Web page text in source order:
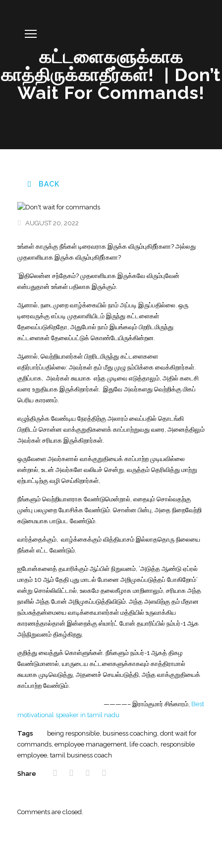
கட்டளைகளுக்காக
காத்திருக்காதீர்கள்! | Don’t
Wait For Commands!
BACK
AUGUST 20, 2022
உங்கள் காருக்கு நீங்கள் டிரைவராக இருக்க விரும்புகிறீர்களா? அல்லது
முதலாளியாக இருக்க விரும்புகிறீர்களா?
‘இதிலென்ன சந்தேகம்? முதலாளியாக இருக்கவே விரும்புவேன்
என்பதுதான் உங்கள் பதிலாக இருக்கும்
ஆனால் நடைமுறை வாழ்க்கையில் நாம் அப்படி இருப்பதில்லை ஒரு
டிரைவருக்கு எப்படி முதலாளியிடம் இருந்து கட்டளைகள்
தேவைப்படுகிறதோ அதுபோல் நாம் இயங்கவும் பிறரிடமிருந்து
கட்டளைகள் தேலைப்பட்டுக் கொண்டேயிருக்கின்றன
ஆனால் வெற்றியாளர்கள் பிறரிடமிருந்து கட்டளைகளை
எதிர்பார்ப்பதில்லை: அவர்கள் தம் மீது முழு நம்பிக்கை வைக்கிறார்கள்
குறிப்பாக அவர்கள் சுயமாக எந்த முடிவை எடுத்தாலும் அதில் கடைசி
வரை உறுதியாக இருக்கிறார்கள் இதுவே அவர்களது வெற்றிக்கு மிகப்
பெரிய காரணம்
எழுந்திருக்க வேண்டிய நேரத்திற்கு அலாரம் வைப்பதில் தொடங்கி
பிறரிடம் சொன்ன வாக்குறுதிகளைக் காப்பாற்றுவது வரை அனைத்திலும்
அவர்கள் சரியாக இருக்கிறார்கள்
ஒருவேளை அவர்களால் வாக்குறுதியைக் காப்பாற்ற முடியவில்லை
என்றால் உடன் அவர்களே வலியச் சென்று வருத்தம் தெரிவித்து மாற்று
ஏற்பாட்டிற்கு வழி செய்கிறார்கள்
நீங்களும் வெற்றியாளராக வேண்டுமென்றால் எதையும் சொல்வதற்கு
முன்பு பலமுறை யோசிக்க வேண்டும் சொன்ன பின்பு அதை நிறைவேற்றி
கடுமையாக பாடுபட வேண்டும்
வார்த்தைக்கும் வாழ்க்கைக்கும் வித்தியாசம் இல்லாததொரு நிலையை
நீங்கள் எட்ட வேண்டும்
ஐபோன்களைத் தயாரிக்கும் ஆப்பிள் நிறுவனம் , ‘அடுத்த ஆண்டு ஏப்ரல்
மாதம் 10 ஆம் தேதி புது மாடல் போனை அறிமுகப்படுத்தப் போகிறோம்‘
என்று சொல்லிவிட்டால் உலகமே தலைகீழாக மாறினாலும் சரியாக அந்த
நாளில் அந்த போன் அறிமுகப்படுத்திவிடும் அந்த அளவிற்கு தம் மீதான
நம்பசுத்தன்மையை வாடிக்கையாளர்கள் மத்தியில் உருவாக்கிய
காரணத்தால்தான் இன்றைக்கு ஸ்மார்ட் போன் தயாரிப்பில் நம்பர்-1 ஆக
அந்நிறுவனம் திகழ்கிறது
குறித்து வைத்துக் கொள்ளுங்கள் நீங்களும் நம்பர்-1 ஆகத் திகழ
வேண்டுமானால் யாருடைய கட்டளைகளுக்காகவும் காத்திராமால்
சுயமாக முடிவெடுத்து அதனைச் செயல்படுத்தி அந்த வாக்குறுதியைக்
காப்பாற்ற வேண்டும்
————– இராம்குமார் சிங்காரம், Best
motivational speaker in tamil nadu
Tags being responsible business coaching dont wait for
commands employee management life coach responsible
employee tamil business coach
Share
Comments are closed.